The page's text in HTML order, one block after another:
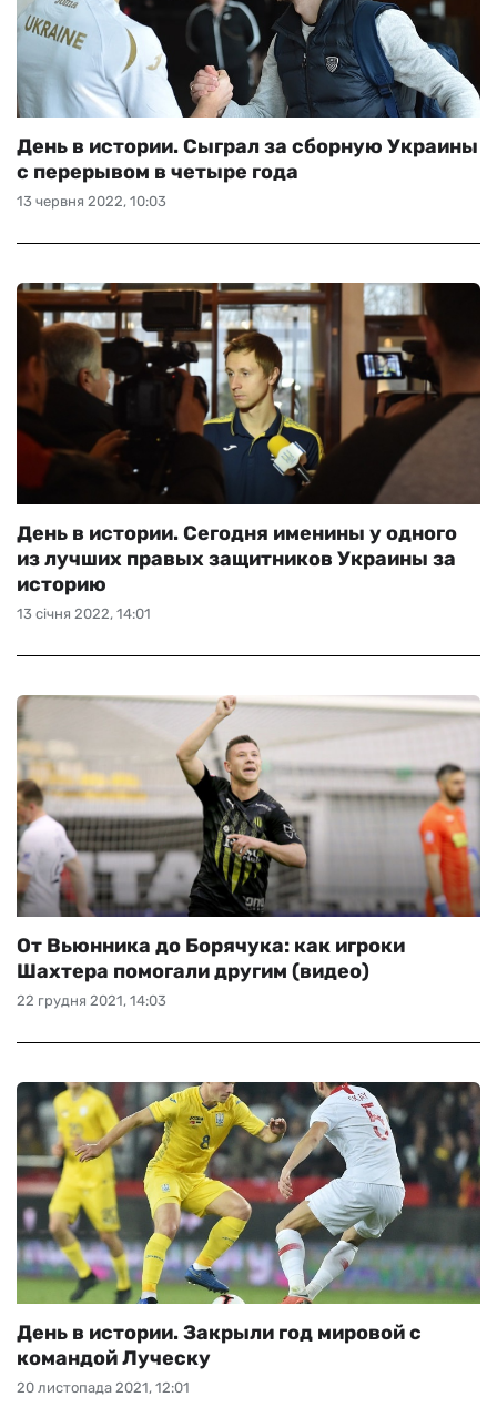
13 червня 2022, 10:03
День в истории. Сыграл за сборную Украины
с перерывом в четыре года
13 січня 2022, 14:01
День в истории. Сегодня именины у одного
из лучших правых защитников Украины за
историю
22 грудня 2021, 14:03
От Вьюнника до Борячука: как игроки
Шахтера помогали другим (видео)
20 листопада 2021, 12:01
День в истории. Закрыли год мировой с
командой Луческу